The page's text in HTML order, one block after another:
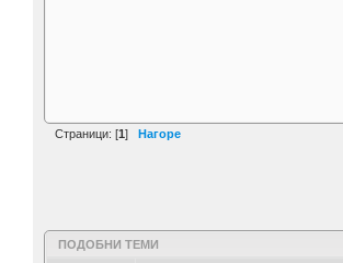
Страници: [1] Нагоре
ПОДОБНИ ТЕМИ